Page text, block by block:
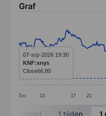
Graf
Line chart with 295
The chart has 1 X
The chart has 1 Y
čvc 13 17 21
07-srp-2026 19:30
KNF:xnys
Close66,80
End of interactive
Intradenní 1 týden 1